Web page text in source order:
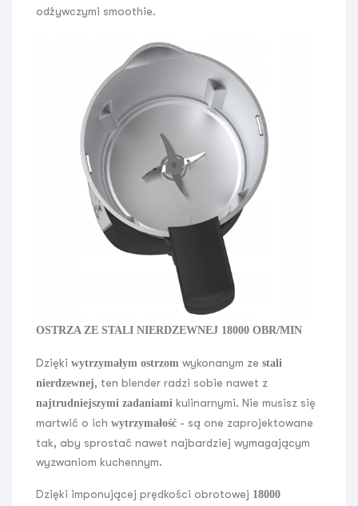
odżywczymi smoothie.
OSTRZA ZE STALI NIERDZEWNEJ 18000 OBR/MIN
Dzięki wytrzymałym ostrzom wykonanym ze stali
nierdzewnej, ten blender radzi sobie nawet z
najtrudniejszymi zadaniami kulinarnymi. Nie musisz się
martwić o ich wytrzymałość - są one zaprojektowane
tak, aby sprostać nawet najbardziej wymagającym
wyzwaniom kuchennym.
Dzięki imponującej prędkości obrotowej 18000